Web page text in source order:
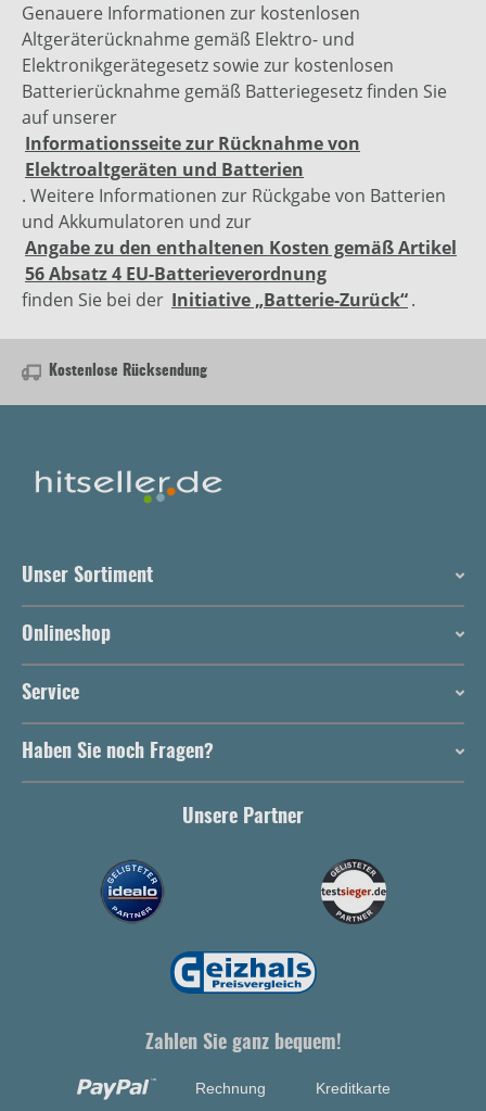
Genauere Informationen zur kostenlosen
Altgeräterücknahme gemäß Elektro- und
Elektronikgerätegesetz sowie zur kostenlosen
Batterierücknahme gemäß Batteriegesetz finden Sie
auf unserer
Informationsseite zur Rücknahme von
Elektroaltgeräten und Batterien
. Weitere Informationen zur Rückgabe von Batterien
und Akkumulatoren und zur
Angabe zu den enthaltenen Kosten gemäß Artikel
56 Absatz 4 EU-Batterieverordnung
finden Sie bei der Initiative „Batterie-Zurück“.
Kostenlose Rücksendung
Unser Sortiment
Onlineshop
Service
Haben Sie noch Fragen?
Unsere Partner
Zahlen Sie ganz bequem!
Rechnung Kreditkarte